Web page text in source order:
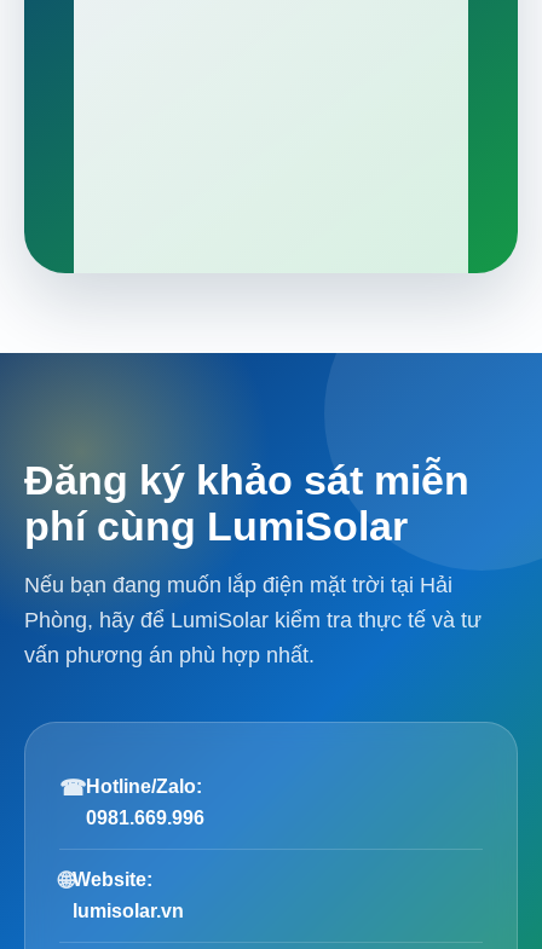
Đăng ký khảo sát miễn
phí cùng LumiSolar
Nếu bạn đang muốn lắp điện mặt trời tại Hải
Phòng, hãy để LumiSolar kiểm tra thực tế và tư
vấn phương án phù hợp nhất.
☎Hotline/Zalo:
0981.669.996
🌐Website:
lumisolar.vn